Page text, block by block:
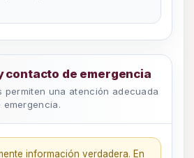
y emergencia
contacto de emergencia
una atención adecuada
de emergencia.
verdadera. En